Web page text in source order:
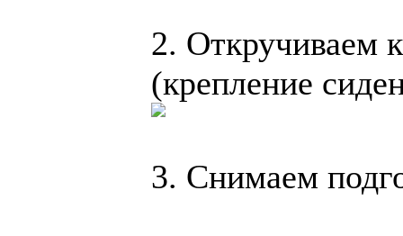
2. Откручиваем
(крепление
3. Снимаем